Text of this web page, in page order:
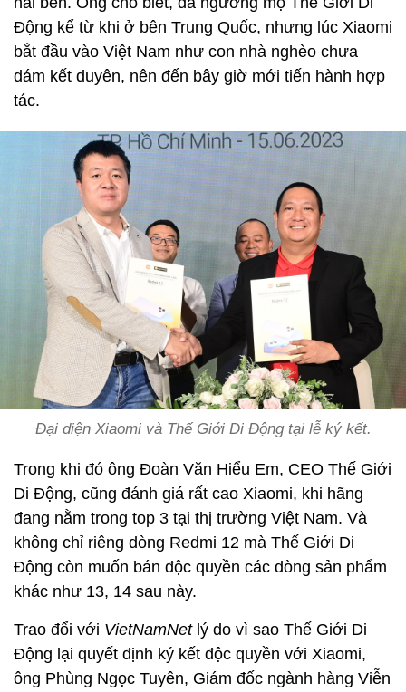
Động kể từ khi ở bên Trung Quốc, nhưng lúc Xiaomi
bắt đầu vào Việt Nam như con nhà nghèo chưa
dám kết duyên, nên đến bây giờ mới tiến hành hợp
tác.
Đại diện Xiaomi và Thế Giới Di Động tại lễ ký kết.
Trong khi đó ông Đoàn Văn Hiểu Em, CEO Thế Giới
Di Động, cũng đánh giá rất cao Xiaomi, khi hãng
đang nằm trong top 3 tại thị trường Việt Nam. Và
không chỉ riêng dòng Redmi 12 mà Thế Giới Di
Động còn muốn bán độc quyền các dòng sản phẩm
khác như 13, 14 sau này.
Trao đổi với VietNamNet lý do vì sao Thế Giới Di
Động lại quyết định ký kết độc quyền với Xiaomi,
ông Phùng Ngọc Tuyên, Giám đốc ngành hàng Viễn